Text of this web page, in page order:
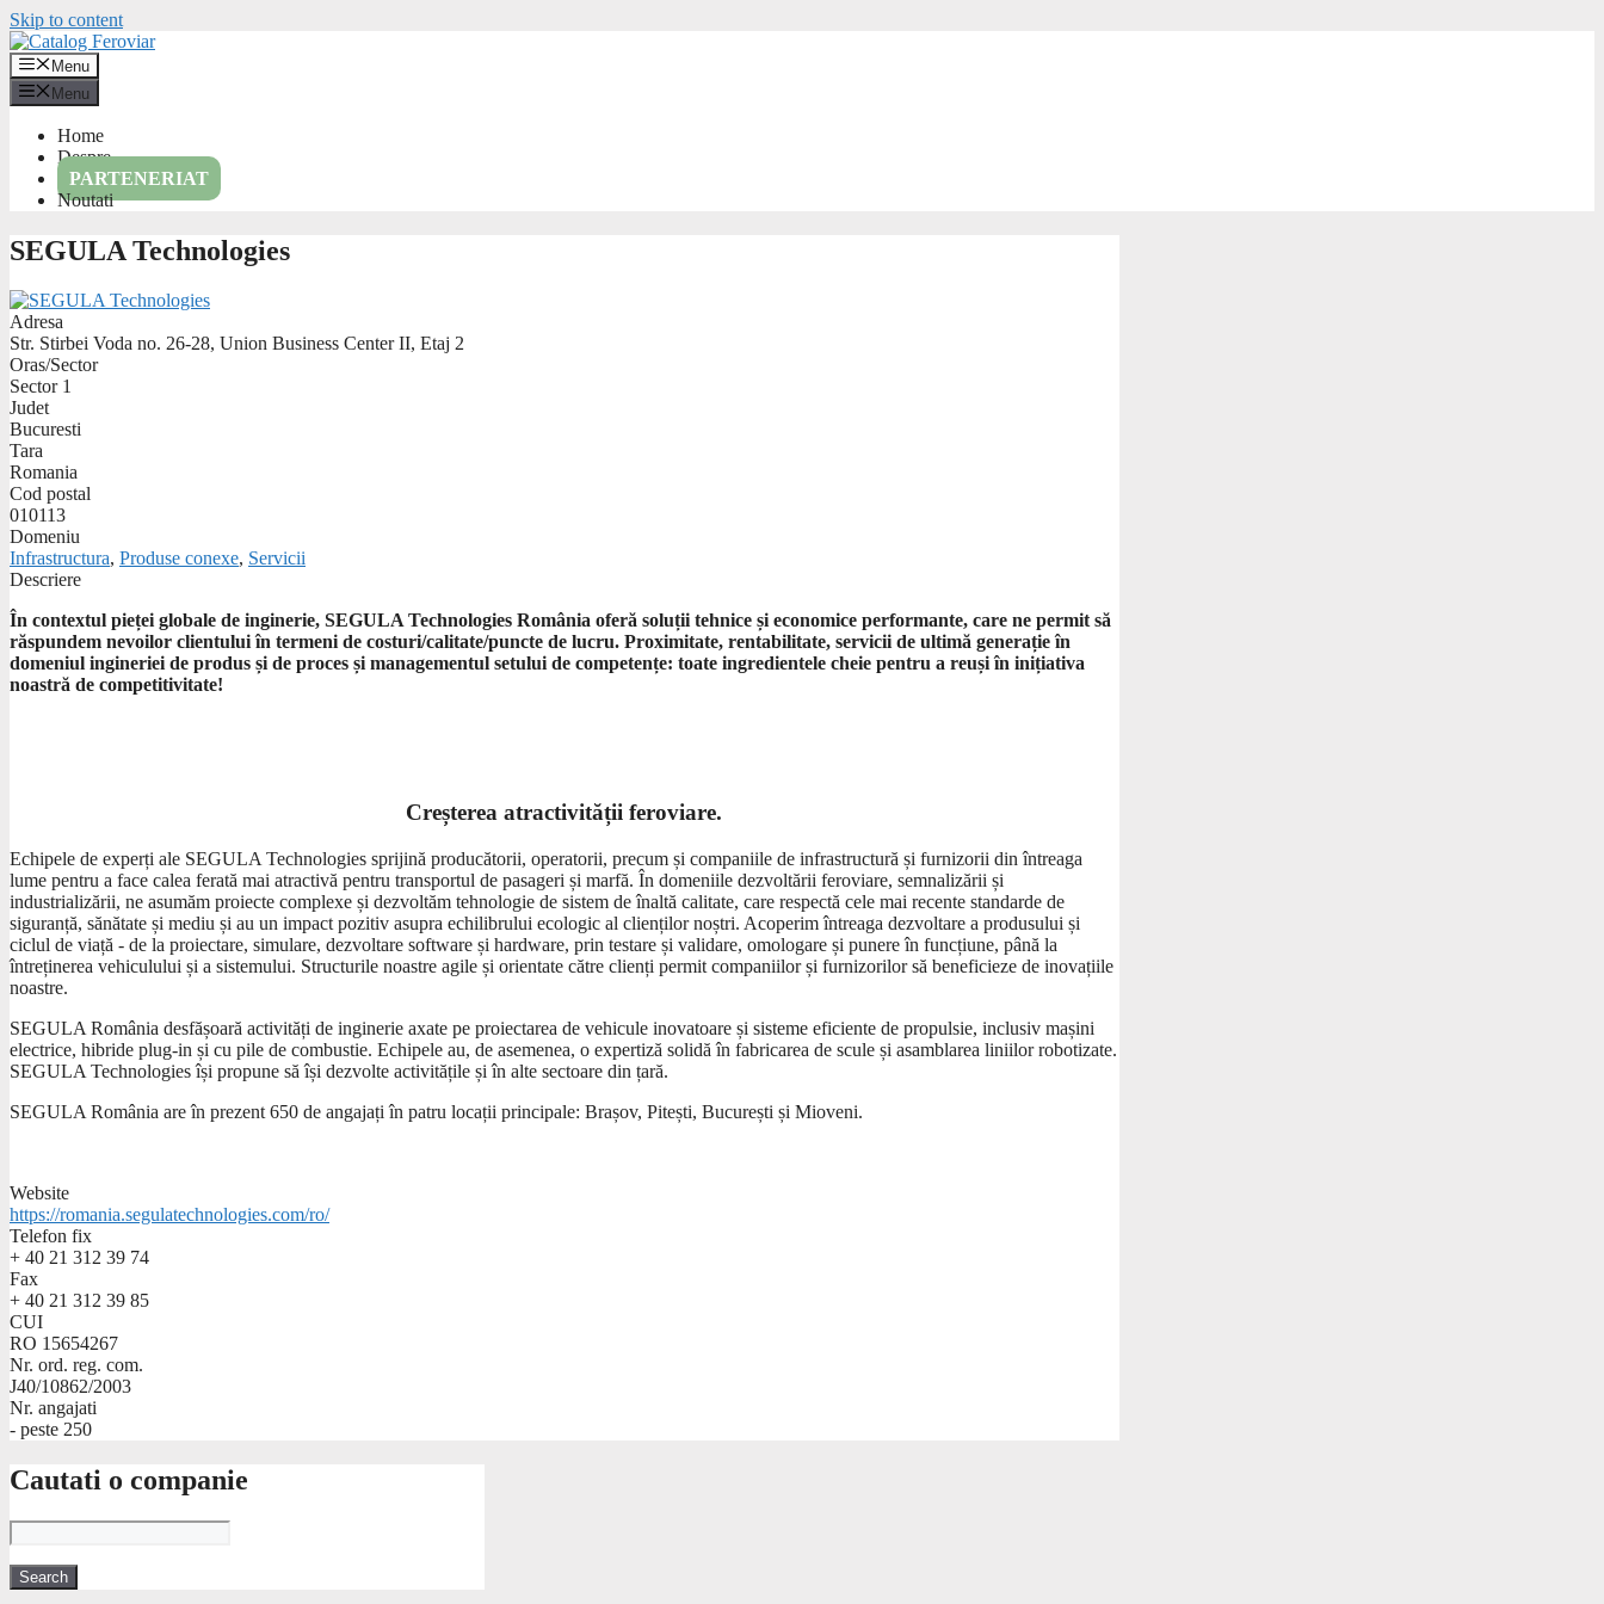
Skip to content
Menu
Menu
Home
Despre
PARTENERIAT
Noutati
SEGULA Technologies
Adresa
Str. Stirbei Voda no. 26-28, Union Business Center II, Etaj 2
Oras/Sector
Sector 1
Judet
Bucuresti
Tara
Romania
Cod postal
010113
Domeniu
Infrastructura, Produse conexe, Servicii
Descriere
În contextul pieței globale de inginerie, SEGULA Technologies România oferă soluții tehnice și economice performante, care ne permit să
răspundem nevoilor clientului în termeni de costuri/calitate/puncte de lucru. Proximitate, rentabilitate, servicii de ultimă generație în
domeniul ingineriei de produs și de proces și managementul setului de competențe: toate ingredientele cheie pentru a reuși în inițiativa
noastră de competitivitate!
Creșterea atractivității feroviare.
Echipele de experți ale SEGULA Technologies sprijină producătorii, operatorii, precum și companiile de infrastructură și furnizorii din întreaga
lume pentru a face calea ferată mai atractivă pentru transportul de pasageri și marfă. În domeniile dezvoltării feroviare, semnalizării și
industrializării, ne asumăm proiecte complexe și dezvoltăm tehnologie de sistem de înaltă calitate, care respectă cele mai recente standarde de
siguranță, sănătate și mediu și au un impact pozitiv asupra echilibrului ecologic al clienților noștri. Acoperim întreaga dezvoltare a produsului și
ciclul de viață - de la proiectare, simulare, dezvoltare software și hardware, prin testare și validare, omologare și punere în funcțiune, până la
întreținerea vehiculului și a sistemului. Structurile noastre agile și orientate către clienți permit companiilor și furnizorilor să beneficieze de inovațiile
noastre.
SEGULA România desfășoară activități de inginerie axate pe proiectarea de vehicule inovatoare și sisteme eficiente de propulsie, inclusiv mașini
electrice, hibride plug-in și cu pile de combustie. Echipele au, de asemenea, o expertiză solidă în fabricarea de scule și asamblarea liniilor robotizate.
SEGULA Technologies își propune să își dezvolte activitățile și în alte sectoare din țară.
SEGULA România are în prezent 650 de angajați în patru locații principale: Brașov, Pitești, București și Mioveni.
Website
https://romania.segulatechnologies.com/ro/
Telefon fix
+ 40 21 312 39 74
Fax
+ 40 21 312 39 85
CUI
RO 15654267
Nr. ord. reg. com.
J40/10862/2003
Nr. angajati
- peste 250
Cautati o companie